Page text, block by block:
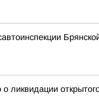
ликвидации